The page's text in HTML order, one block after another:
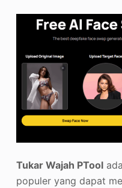
Tukar Wajah PTool
populer yang dapat